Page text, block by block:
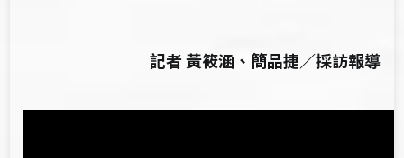
記者 黃筱涵、簡品捷／採訪報導